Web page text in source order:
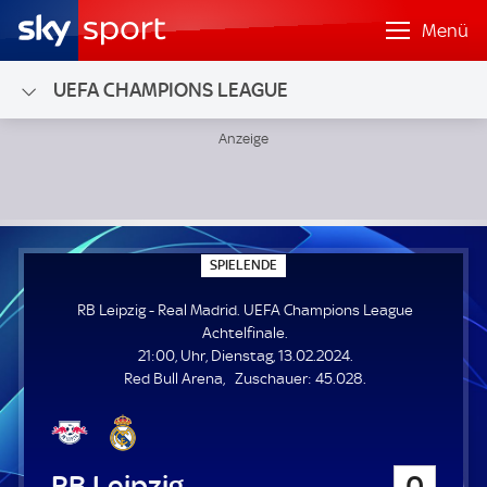
Menü
UEFA CHAMPIONS LEAGUE
RB Leipzig - Real Madrid; UEFA Champions League
SPIELENDE
P
E
E
N
E
RB Leipzig - Real Madrid. UEFA Champions League
Achtelfinale.
21:00, Uhr, Dienstag, 13.02.2024.
Red Bull Arena
Zuschauer: Z
45.028.